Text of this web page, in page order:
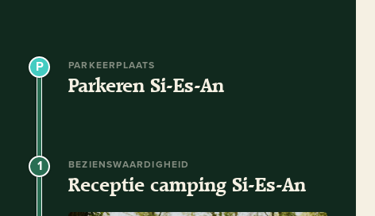
PARKEERPLAATS
Parkeren Si-Es-An
1 BEZIENSWAARDIGHEID
Receptie camping Si-Es-An